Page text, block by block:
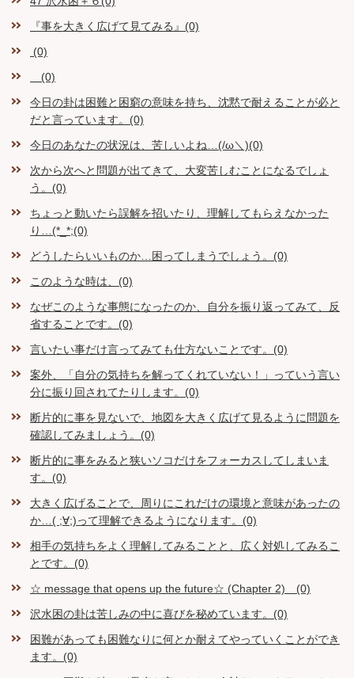
『事を大きく広げて見てみる』(0)
(0)
(0)
今日の卦は困難と困窮の意味を持ち、沈黙で耐えることが必と
だと言っています。(0)
今日のあなたの状況は、苦しいよね…(/ω＼)(0)
次から次へと問題が出てきて、大変苦しむことになるでしょ
う。(0)
ちょっと動いたら誤解を招いたり、理解してもらえなかった
り…(*_*;(0)
どうしたらいいものか…困ってしまうでしょう。(0)
このような時は、(0)
なぜこのような事態になったのか、自分を振り返ってみて、反
省することです。(0)
言いたい事だけ言ってみても仕方ないことです。(0)
案外、「自分の気持ちを解ってくれていない！」っていう言い
分に振り回されてたりします。(0)
断片的に事を見ないで、地図を大きく広げて見るように問題を
確認してみましょう。(0)
断片的に事をみると狭いソコだけをフォーカスしてしまいま
す。(0)
大きく広げることで、周りにこれだけの環境と意味があったの
か…( ;∀;)って理解できるようになります。(0)
相手の気持ちをよく理解してみることと、広く対処してみるこ
とです。(0)
☆ message that opens up the future☆ (Chapter 2) (0)
沢水困の卦は苦しみの中に喜びを秘めています。(0)
困難があっても困難なりに何とか耐えてやっていくことができ
ます。(0)